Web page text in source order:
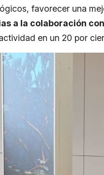
favorecer una
a la colaboración
en un 20 por